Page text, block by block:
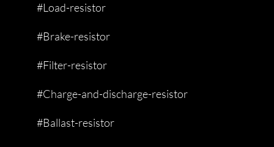
#Load-resistor
#Brake-resistor
#Filter-resistor
#Charge-and-discharge-resistor
#Ballast-resistor